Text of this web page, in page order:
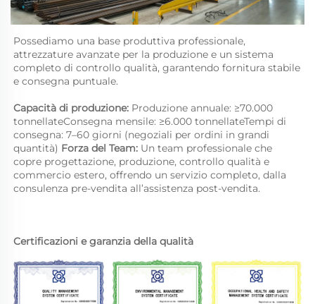
Possediamo una base produttiva professionale,
attrezzature avanzate per la produzione e un sistema
completo di controllo qualità, garantendo fornitura stabile
e consegna puntuale.
Capacità di produzione: Produzione annuale: ≥70.000
tonnellateConsegna mensile: ≥6.000 tonnellateTempi di
consegna: 7–60 giorni (negoziali per ordini in grandi
quantità) Forza del Team: Un team professionale che
copre progettazione, produzione, controllo qualità e
commercio estero, offrendo un servizio completo, dalla
consulenza pre-vendita all’assistenza post-vendita.
Certificazioni e garanzia della qualità